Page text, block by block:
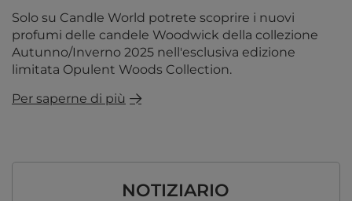
Solo su Candle World potrete scoprire i nuovi
profumi delle candele Woodwick della collezione
Autunno/Inverno 2025 nell'esclusiva edizione
limitata Opulent Woods Collection.
Per saperne di più
NOTIZIARIO